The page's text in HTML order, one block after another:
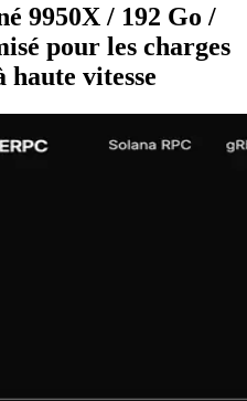
9950X / 192 Go /
pour les charges
haute vitesse